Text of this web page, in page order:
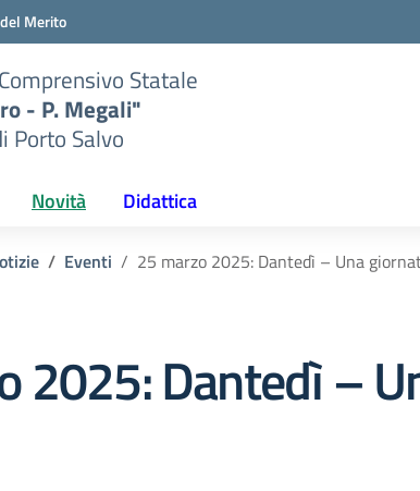
Merito
Statale
- P. Megali"
Porto Salvo
Novità Didattica
Eventi 25 marzo 2025: Dantedì – Una
2025: Dantedì –